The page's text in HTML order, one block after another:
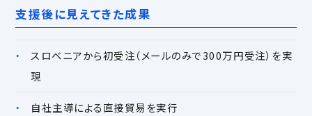
支援後に見えてきた成果
スロベニアから初受注（メールのみで300万円受注）を実
現
自社主導による直接貿易を実行